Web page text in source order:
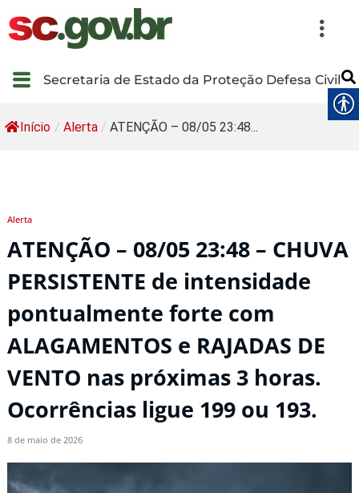
Secretaria de Estado da Proteção Defesa Civil
Início / Alerta / ATENÇÃO – 08/05 23:48...
Alerta
ATENÇÃO – 08/05 23:48 – CHUVA
PERSISTENTE de intensidade
pontualmente forte com
ALAGAMENTOS e RAJADAS DE
VENTO nas próximas 3 horas.
Ocorrências ligue 199 ou 193.
8 de maio de 2026